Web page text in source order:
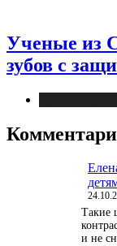
Ученые из
зубов с
Такие
и не